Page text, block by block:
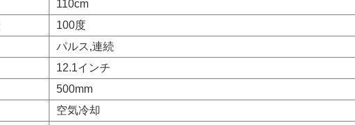
110cm
100度
パルス,連続
12.1インチ
500mm
空気冷却